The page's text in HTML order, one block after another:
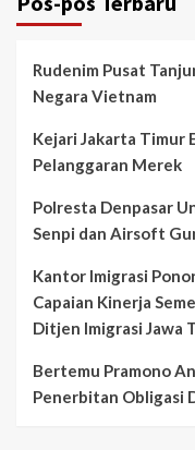
Rudenim Pusat
Negara Vietnam
Kejari Jakarta Timur
Pelanggaran Merek
Polresta Denpasar
Senpi dan Airsoft
Kantor Imigrasi
Capaian Kinerja
Ditjen Imigrasi Jawa
Bertemu Pramono
Penerbitan Obligasi